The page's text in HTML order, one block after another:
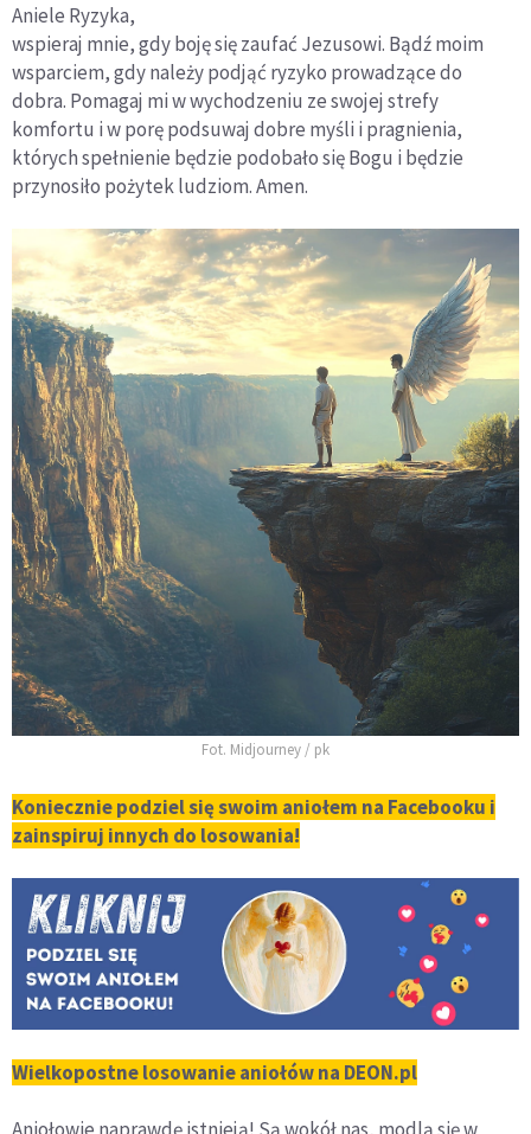
Aniele Ryzyka,
wspieraj mnie, gdy boję się zaufać Jezusowi. Bądź moim
wsparciem, gdy należy podjąć ryzyko prowadzące do
dobra. Pomagaj mi w wychodzeniu ze swojej strefy
komfortu i w porę podsuwaj dobre myśli i pragnienia,
których spełnienie będzie podobało się Bogu i będzie
przynosiło pożytek ludziom. Amen.
Fot. Midjourney / pk
Koniecznie podziel się swoim aniołem na Facebooku i
zainspiruj innych do losowania!
Wielkopostne losowanie aniołów na DEON.pl